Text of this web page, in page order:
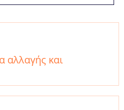
αλλαγής και